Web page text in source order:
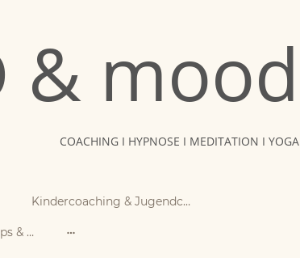
& mood
COACHING I HYPNOSE I MEDITATION I YOGA
Kindercoaching & Jugendcoaching I Hypnose
Mentorings, Workshops & Retreats